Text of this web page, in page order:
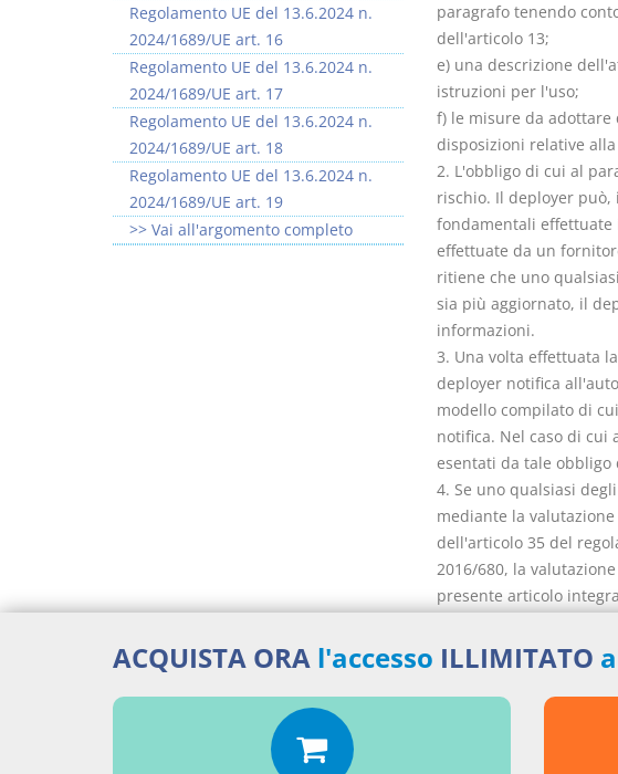
paragrafo tenendo
dell'articolo 13;
e) una descrizione
istruzioni per l'uso;
f) le misure da
disposizioni relative
2. L'obbligo di cui al
rischio. Il deployer
fondamentali effettuate
effettuate da un
ritiene che uno
sia più aggiornato, il
informazioni.
3. Una volta effettuata
deployer notifica
modello compilato di
notifica. Nel caso di cui
esentati da tale obbligo
4. Se uno qualsiasi
mediante la
dell'articolo 35 del
2016/680, la
presente articolo
strumento
obblighi a norma del
Regolamento UE del 13.6.2024 n.
2024/1689/UE art. 16
Regolamento UE del 13.6.2024 n.
2024/1689/UE art. 17
Regolamento UE del 13.6.2024 n.
2024/1689/UE art. 18
Regolamento UE del 13.6.2024 n.
2024/1689/UE art. 19
>> Vai all'argomento completo
ACQUISTA ORA l'accesso ILLIMITATO